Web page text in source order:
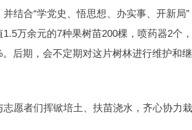
结合“学党史、悟思想、办实事、开新局
万余元的7种果树苗200棵，喷药器2个
后期，会不定期对这片树林进行维护和
愿者们挥锨培土、扶苗浇水，齐心协力